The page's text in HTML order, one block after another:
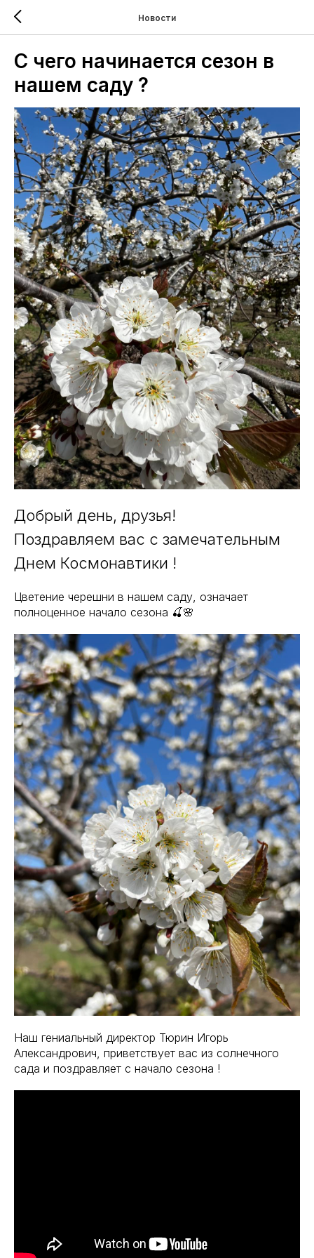
Новости
С чего начинается сезон в
нашем саду ?
Добрый день, друзья!
Поздравляем вас с замечательным
Днем Космонавтики !
Цветение черешни в нашем саду, означает
полноценное начало сезона 🍒🌸
Наш гениальный директор Тюрин Игорь
Александрович, приветствует вас из солнечного
сада и поздравляет с начало сезона !